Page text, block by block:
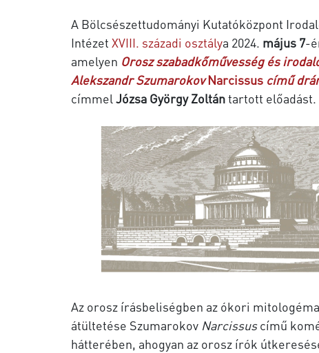
A Bölcsészettudományi Kutatóközpont
Intézet XVIII. századi osztálya 2024. május 7-
amelyen Orosz szabadkőművesség és
Alekszandr SzumarokovNarcissuscímű
címmel Józsa György Zoltántartott előadást.
Az orosz írásbeliségben az ókori
átültetése Szumarokov Narcissuscímű
hátterében, ahogyan az orosz írók